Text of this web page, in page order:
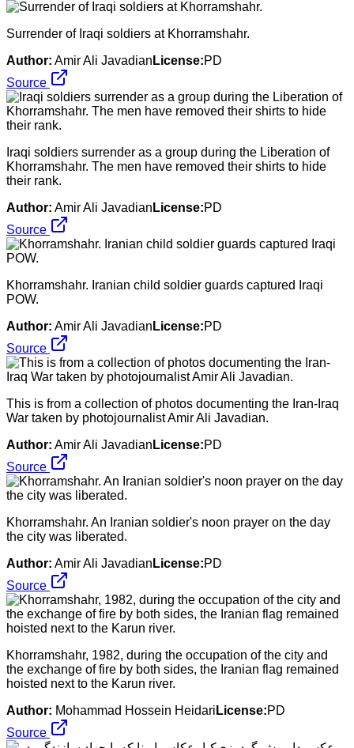
Surrender of Iraqi soldiers at Khorramshahr.
Author: Amir Ali Javadian License:PD
Source
Iraqi soldiers surrender as a group during the Liberation of
Khorramshahr. The men have removed their shirts to hide
their rank.
Author: Amir Ali Javadian License:PD
Source
Khorramshahr. Iranian child soldier guards captured Iraqi
POW.
Author: Amir Ali Javadian License:PD
Source
This is from a collection of photos documenting the Iran-Iraq
War taken by photojournalist Amir Ali Javadian.
Author: Amir Ali Javadian License:PD
Source
Khorramshahr. An Iranian soldier's noon prayer on the day
the city was liberated.
Author: Amir Ali Javadian License:PD
Source
Khorramshahr, 1982, during the occupation of the city and
the exchange of fire by both sides, the Iranian flag remained
hoisted next to the Karun river.
Author: Mohammad Hossein Heidari License:PD
Source